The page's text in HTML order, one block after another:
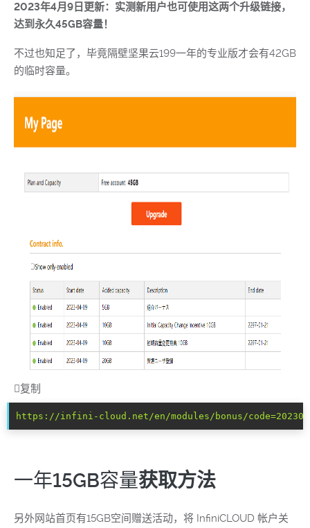
2023年4月9日更新：实测新用户也可使用这两个升级链接，
达到永久45GB容量！
不过也知足了，毕竟隔壁坚果云199一年的专业版才会有42GB
的临时容量。
复制
https://infini-cloud.net/en/modules/bonus/
一年15GB容量获取方法
另外网站首页有15GB空间赠送活动，将 InfiniCLOUD 帐户关